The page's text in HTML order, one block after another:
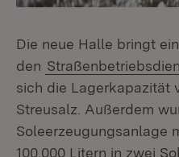
Die neue Halle bringt
den
sich die Lagerkapazität
Streusalz. Außerdem
Soleerzeugungsanlage
100.000 Litern in zwei